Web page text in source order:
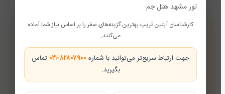
تور مشهد هتل جم
کارشناسان آبتین تریپ بهترین گزینه‌های سفر را بر اساس نیاز شما آماده
می‌کنند.
جهت ارتباط سریع‌تر می‌توانید با شماره ۰۲۱-۸۲۸۰۷۹۰۰ تماس
بگیرید.
پشتیبانی در طول سفر
همراه شما از رزرو تا بازگشت
تضمین بهترین قیمت
قیمت‌های رقابتی